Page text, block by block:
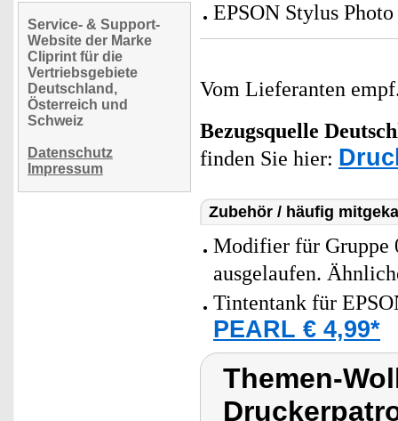
Service- & Support-
Website der Marke
Cliprint für die
Vertriebsgebiete
Deutschland,
Österreich und
Schweiz
Datenschutz
Impressum
EPSON Stylus
Vom Lieferanten
Bezugsquelle
finden Sie hier:
Zubehör / häufig
Modifier für Gruppe
ausgelaufen.
Tintentank für
PEARL € 4,99*
Themen-